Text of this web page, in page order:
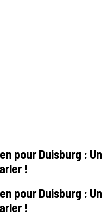
pour Duisburg : Un
!
pour Duisburg : Un
!